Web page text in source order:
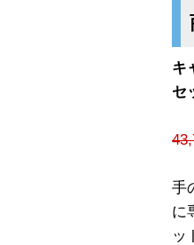
キ
セ
手
に
ッ